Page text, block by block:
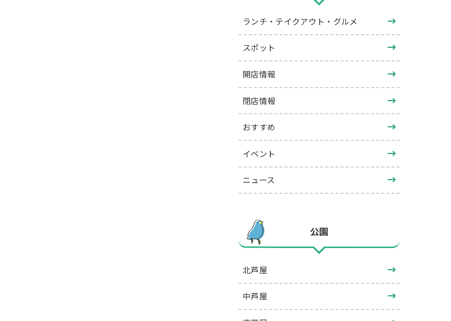
ランチ・テイクアウト・グルメ
スポット
開店情報
閉店情報
おすすめ
イベント
ニュース
公園
北芦屋
中芦屋